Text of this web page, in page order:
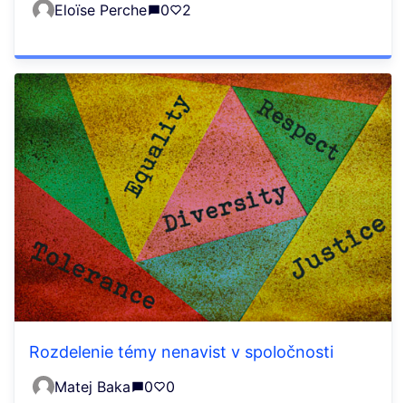
Eloïse Perche 0 2
Rozdelenie témy nenavist v spoločnosti
Matej Baka 0 0